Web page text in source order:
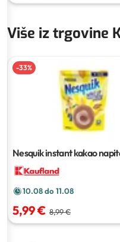
Više iz trgovine
-33%
Nesquik instant kakao
10.08 do 11.08
5,99 € 8,99 €